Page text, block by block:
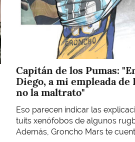
Capitán de los Pumas:
Diego, a mi empleada
no la maltrato"
Eso parecen indicar las
tuits xenófobos de algunos
Además, Groncho Mars te